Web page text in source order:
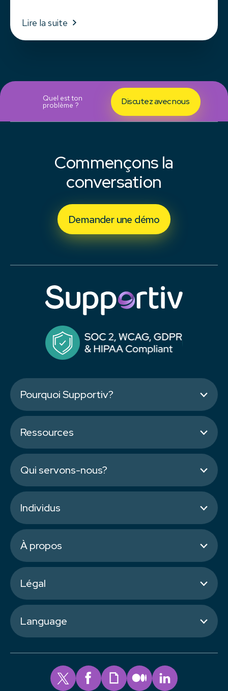
Lire la suite
Quel est ton
problème ? Discutez avec nous
Commençons la
conversation
Demander une démo
Pourquoi Supportiv?
Ressources
Qui servons-nous?
Individus
À propos
Légal
Language